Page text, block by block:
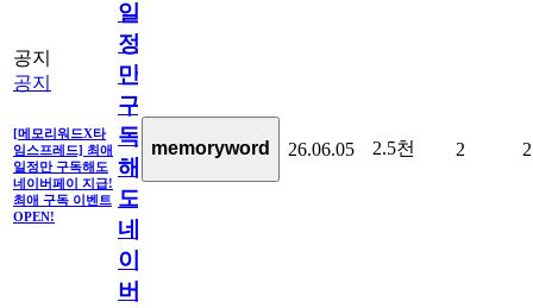
공지
공지
[메모리워드X타
임스프레드] 최애
일정만 구독해도
네이버페이 지급!
최애 구독 이벤트
OPEN!
일
정
만
구
독
해
도
네
이
버
memoryword 26.06.05 2.5천 2 2